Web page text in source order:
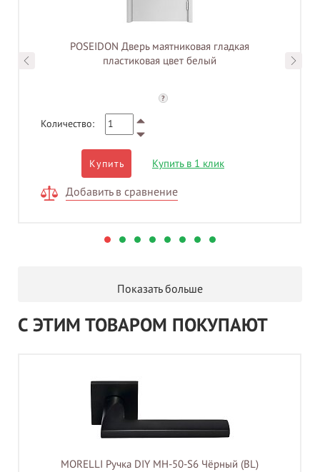
POSEIDON Дверь маятниковая гладкая
пластиковая цвет белый
?
Количество:
Купить Купить в 1 клик
Добавить в сравнение
Показать больше
С ЭТИМ ТОВАРОМ ПОКУПАЮТ
MORELLI Ручка DIY MH-50-S6 Чёрный (BL)